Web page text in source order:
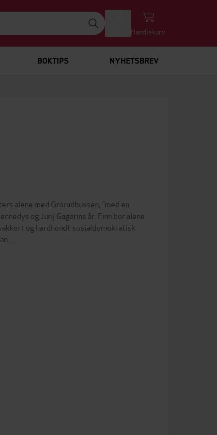
Handlekurv
BOKTIPS NYHETSBREV
alene med Grorudbussen, ”med en
og Jurij Gagarins år. Finn bor alene
og hardhendt sosialdemokratisk.